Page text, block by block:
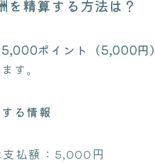
を精算する方法は？
5,000ポイント（5,000円）
す。
る情報
支払額：5,000円